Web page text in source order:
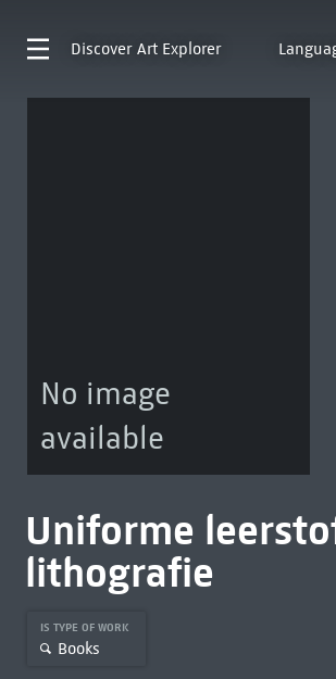
Discover Art Explorer
No image
available
Uniforme
lithografie
IS TYPE OF WORK
Books